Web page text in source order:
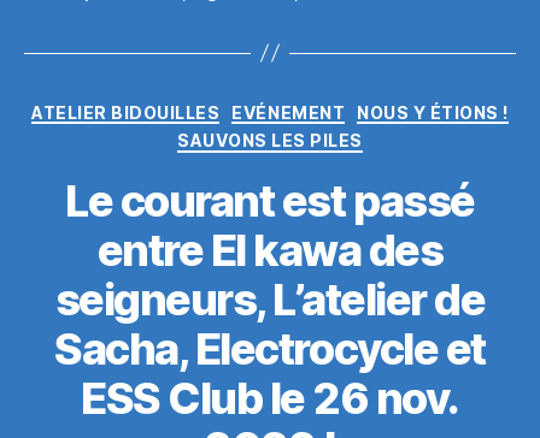
Catégories
ATELIER BIDOUILLES EVÉNEMENT
NOUS Y ÉTIONS !
SAUVONS LES PILES
Le courant est passé
entre El kawa des
seigneurs, L’atelier de
Sacha, Electrocycle et
ESS Club le 26 nov.